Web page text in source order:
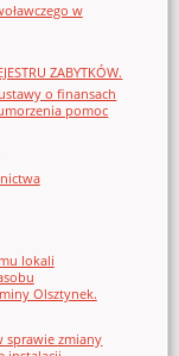
w
ZABYTKÓW.
o finansach
pomoc
lokali
Olsztynek.
sprawie zmiany